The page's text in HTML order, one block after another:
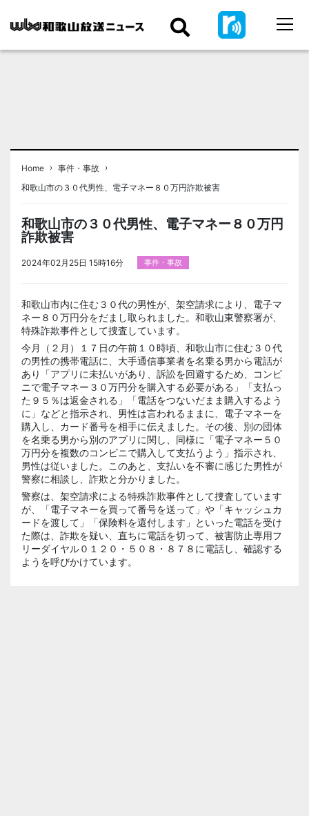
Home › 事件・事故 ›
和歌山市の３０代男性、電子マネー８０万円詐欺被害
和歌山市の３０代男性、電子マネー８０万円
詐欺被害
2024年02月25日 15時16分 事件・事故
和歌山市内に住む３０代の男性が、架空請求により、電子マ
ネー８０万円分をだまし取られました。和歌山東警察署が、
特殊詐欺事件として捜査しています。
今月（２月）１７日の午前１０時頃、和歌山市に住む３０代
の男性の携帯電話に、大手通信事業者を名乗る男から電話が
あり「アプリに未払いがあり、訴訟を回避するため、コンビ
ニで電子マネー３０万円分を購入する必要がある」「支払っ
た９５％は返金される」「電話をつないだまま購入するよう
に」などと指示され、男性は言われるままに、電子マネーを
購入し、カード番号を相手に伝えました。その後、別の団体
を名乗る男から別のアプリに関し、同様に「電子マネー５０
万円分を複数のコンビニで購入して支払うよう」指示され、
男性は従いました。このあと、支払いを不審に感じた男性が
警察に相談し、詐欺と分かりました。
警察は、架空請求による特殊詐欺事件として捜査しています
が、「電子マネーを買って番号を送って」や「キャッシュカ
ードを渡して」「保険料を還付します」といった電話を受け
た際は、詐欺を疑い、直ちに電話を切って、被害防止専用フ
リーダイヤル０１２０・５０８・８７８に電話し、確認する
ようを呼びかけています。